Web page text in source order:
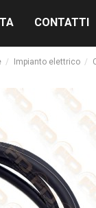
CONTATTI
Impianto elettrico